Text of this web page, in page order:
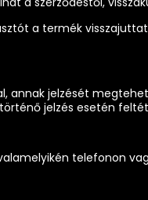
a termék
annak jelzését
jelzés esetén
telefonon